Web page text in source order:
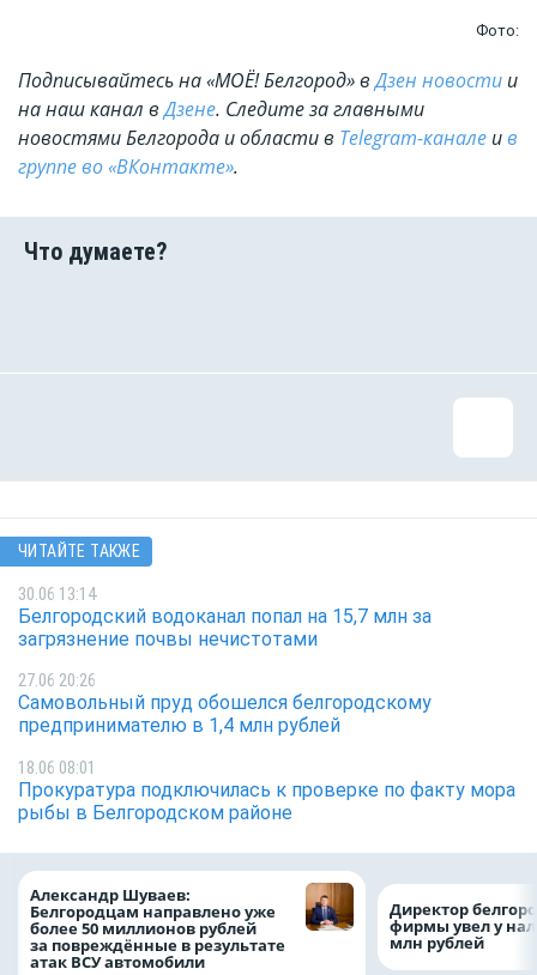
Фото:
Подписывайтесь на «МОЁ! Белгород» вДзен новости и
на наш канал вДзене. Cледите за главными
новостями Белгорода и области в Telegram-канале ив
группе во «ВКонтакте».
ЧИТАЙТЕ ТАКЖЕ
30.06 13:14
Белгородский водоканал попал на 15,7 млн за
загрязнение почвы нечистотами
27.06 20:26
Самовольный пруд обошелся белгородскому
предпринимателю в 1,4 млн рублей
18.06 08:01
Прокуратура подключилась к проверке по факту мора
рыбы в Белгородском районе
Александр Шуваев:
Белгородцам направлено уже
более 50 миллионов рублей
за повреждённые в результате
атак ВСУ автомобили
Директор
фирмы увел у
млн рублей